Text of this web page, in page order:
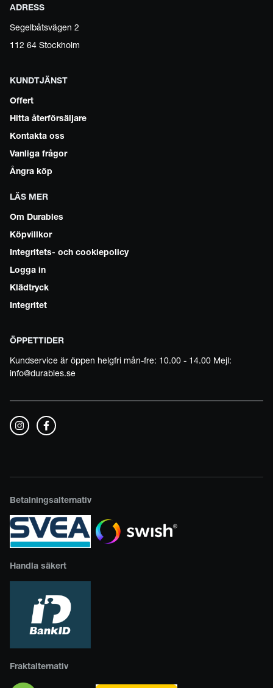
ADRESS
Segelbåtsvägen 2
112 64 Stockholm
KUNDTJÄNST
Offert
Hitta återförsäljare
Kontakta oss
Vanliga frågor
Ångra köp
LÄS MER
Om Durables
Köpvillkor
Integritets- och cookiepolicy
Logga in
Klädtryck
Integritet
ÖPPETTIDER
Kundservice är öppen helgfri mån-fre: 10.00 - 14.00 Mejl:
info@durables.se
Betalningsalternativ
Handla säkert
Fraktalternativ